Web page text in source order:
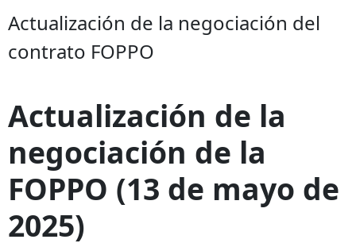
Actualización de la negociación del
contrato FOPPO
Actualización de la
negociación de la
FOPPO (13 de mayo de
2025)